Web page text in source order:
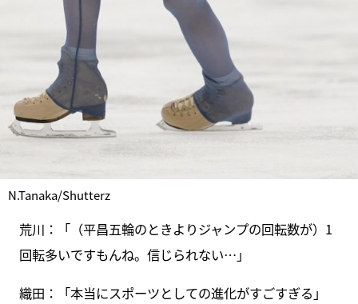
N.Tanaka/Shutterz
荒川：「（平昌五輪のときよりジャンプの回転数が）1
回転多いですもんね。信じられない…」
織田：「本当にスポーツとしての進化がすごすぎる」